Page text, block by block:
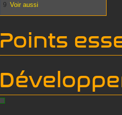
9 Voir aussi
Points